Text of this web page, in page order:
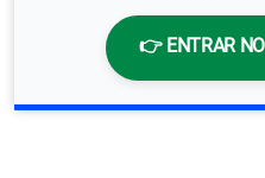
👉 ENTRAR